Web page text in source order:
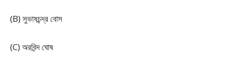
(B) সুভাষচন্দ্র বোস
(C) অরবিন্দ ঘোষ